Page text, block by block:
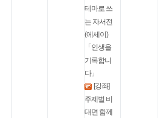
테마로 쓰
는 자서전
(에세이)
「인생을
기록합니
다」
[강좌]
주제별 비
대면 함께